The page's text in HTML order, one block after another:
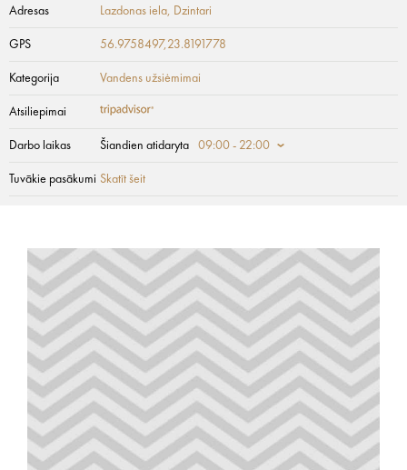
Adresas Lazdonas iela, Dzintari
GPS 56.9758497,23.8191778
Kategorija Vandens užsiėmimai
Atsiliepimai
Darbo laikas Šiandien atidaryta 09:00 - 22:00
Tuvākie pasākumi Skatīt šeit